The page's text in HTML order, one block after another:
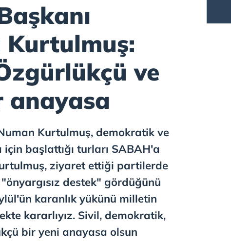
Kurtulmuş:
ve
anayasa
Kurtulmuş, demokratik ve
başlattığı turları SABAH'a
ziyaret ettiği partilerde
destek" gördüğünü
karanlık yükünü milletin
kararlıyız. Sivil, demokratik,
bir yeni anayasa olsun